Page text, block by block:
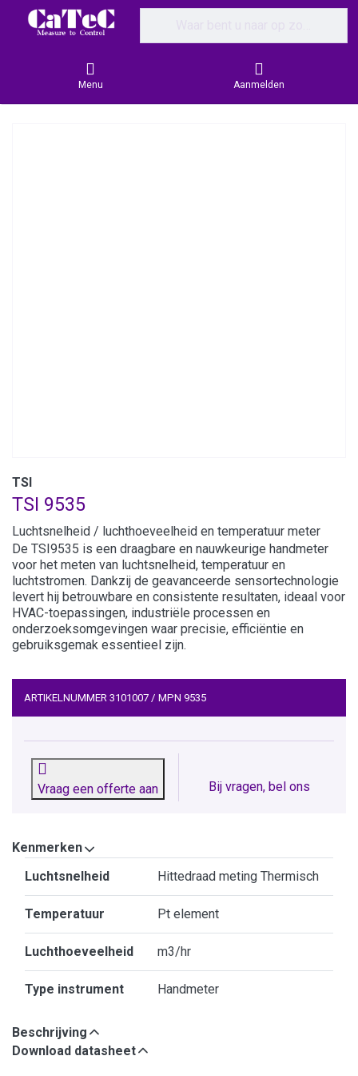
Menu Aanmelden
TSI
TSI 9535
Luchtsnelheid / luchthoeveelheid en temperatuur meter
De TSI9535 is een draagbare en nauwkeurige handmeter
voor het meten van luchtsnelheid, temperatuur en
luchtstromen. Dankzij de geavanceerde sensortechnologie
levert hij betrouwbare en consistente resultaten, ideaal voor
HVAC-toepassingen, industriële processen en
onderzoeksomgevingen waar precisie, efficiëntie en
gebruiksgemak essentieel zijn.
ARTIKELNUMMER 3101007 / MPN 9535
Vraag een offerte aan Bij vragen, bel ons
Kenmerken
Luchtsnelheid Hittedraad meting Thermisch
Temperatuur Pt element
Luchthoeveelheid m3/hr
Type instrument Handmeter
Beschrijving
Download datasheet